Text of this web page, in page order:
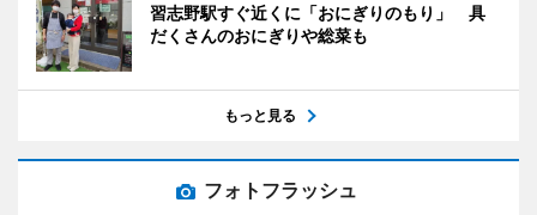
習志野駅すぐ近くに「おにぎりのもり」 具
だくさんのおにぎりや総菜も
もっと見る
フォトフラッシュ